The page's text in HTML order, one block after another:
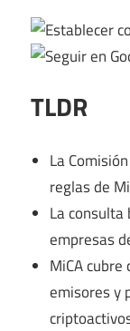
TLDR
La
reglas de
La consulta
empresas
MiCA
emisores y